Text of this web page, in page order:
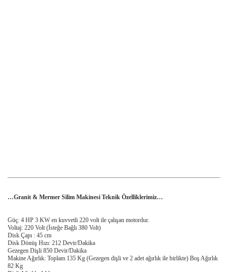
…Granit & Mermer Silim Makinesi Teknik Özelliklerimiz…
Güç: 4 HP 3 KW en kuvvetli 220 volt ile çalışan motordur.
Voltaj: 220 Volt (İsteğe Bağlı 380 Volt)
Disk Çapı : 45 cm
Disk Dönüş Hızı: 212 Devir/Dakika
Gezegen Dişli 850 Devir/Dakika
Makine Ağırlık: Toplam 135 Kg (Gezegen dişli ve 2 adet ağırlık ile birlikte) Boş Ağırlık
82 Kg